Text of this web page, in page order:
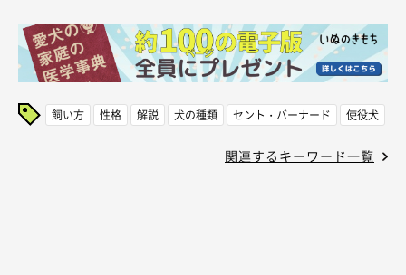
飼い方 性格 解説 犬の種類 セント・バーナード 使役犬
関連するキーワード一覧